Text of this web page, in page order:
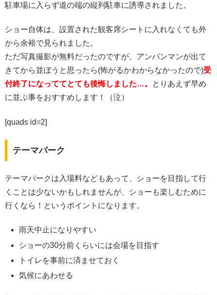
駐車場に入らず道の端の縦列駐車に誘導されました。
ショー自体は、設置された観客席シートに入れなくても外
から余裕で見られました。
ただ写真撮影が無料だったのですが、アンパンマンが出て
きてから並ぼうと思ったら(怖がるかわからなかったので)受
付終了になっててとても後悔しました…。
とりあえず早め
に並ぶ事をおすすめします！（泣）
[quads id=2]
テーマパーク
テーマパークは入場料などもあって、ショーを目指して行
くことは少ないかもしれませんが、ショーも楽しむために
行くなら！というポイントになります。
雨天中止になりやすい
ショーの30分前くらいには会場を目指す
トイレを事前に済ませておく
気候にあわせる